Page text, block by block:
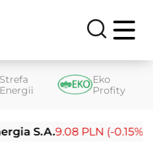
Energii
Eko
Profity
S.A.9.08 PLN (-0.15%)